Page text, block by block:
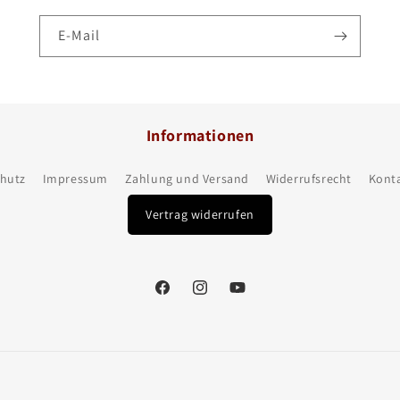
E-Mail
Informationen
Impressum Zahlung und Versand Widerrufsrecht
Vertrag widerrufen
FacebookInstagramYouTube